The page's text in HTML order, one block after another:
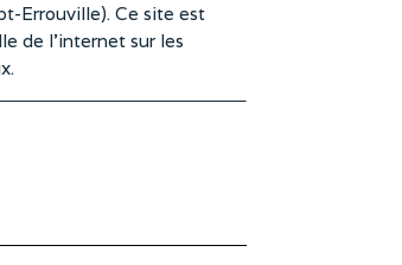
Errouville). Ce site est
de l’internet sur les